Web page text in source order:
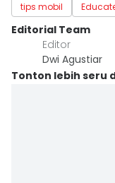
tips mobil
Editorial Team
Editor
Dwi Agustiar
Tonton lebih seru